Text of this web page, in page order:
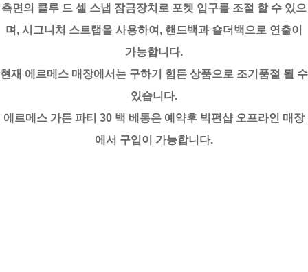
측면의 클루 드 셀 스냅 잠금장치로 포켓 입구를 조절 할 수 있으
며, 시그니처 스트랩을 사용하여, 핸드백과 숄더백으로 연출이
가능합니다.
현재 에르메스 매장에서는 구하기 힘든 상품으로 조기품절 될 수
있습니다.
에르메스 가든 파티 30 백 베통은 예약후 빅펀샵 오프라인 매장
에서 구입이 가능합니다.